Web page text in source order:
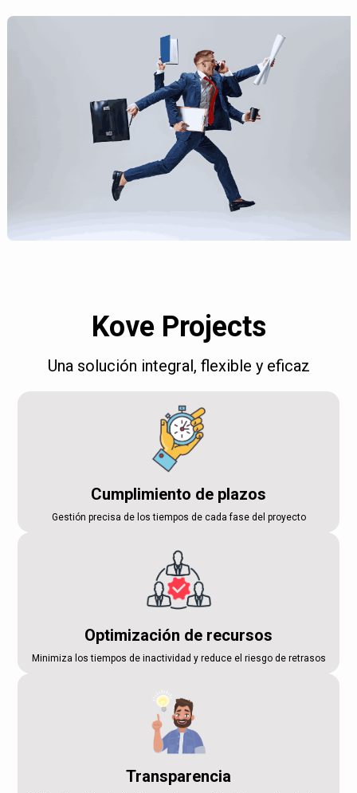
Kove Projects
Una solución integral, flexible y eficaz
Cumplimiento de plazos
Gestión precisa de los tiempos de cada fase del proyecto
Optimización de recursos
Minimiza los tiempos de inactividad y reduce el riesgo de retrasos
Transparencia